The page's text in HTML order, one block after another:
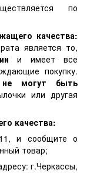
по
качества:
является то,
и имеет все
покупку.
не могут быть
или другая
качества:
и сообщите о
товар;
г.Черкассы,